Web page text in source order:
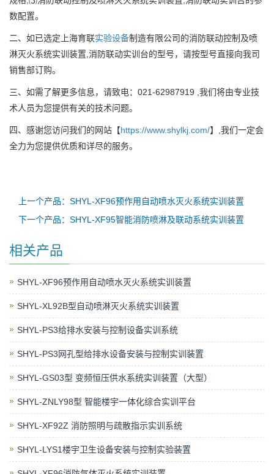
数配置。
二、如已选定上海育联实验设备制造有限公司的消防联动控制及喷
淋灭火系统实训装置,消防联动实训台的型号，请按型号直接向我司
销售部订购。
三、如需了解更多信息，请致电：021-62987919 ,我们将由专业技
术人员为您提供有关的技术问题。
四、感谢您访问我们的网站【https://www.shylkj.com/】,我们一定会
全力为您提供优质和详尽的服务。
上一个产品：SHYL-XF96预作用自动喷水灭火系统实训装置
下一个产品：SHYL-XF95智能消防喷淋及联动系统实训装置
相关产品
SHYL-XF96预作用自动喷水灭火系统实训装置
SHYL-XL92B型自动喷淋灭火系统实训装置
SHYL-PS3给排水安装与控制设备实训系统
SHYL-PS3网孔型给排水设备安装与控制实训装置
SHYL-GS03型 变频恒压供水系统实训装置（大型）
SHYL-ZNLY98型 智能楼宇一体化综合实训平台
SHYL-XF92Z 消防照明与疏散指示实训系统
SHYL-LYS1楼宇卫生设备安装与控制实验装置